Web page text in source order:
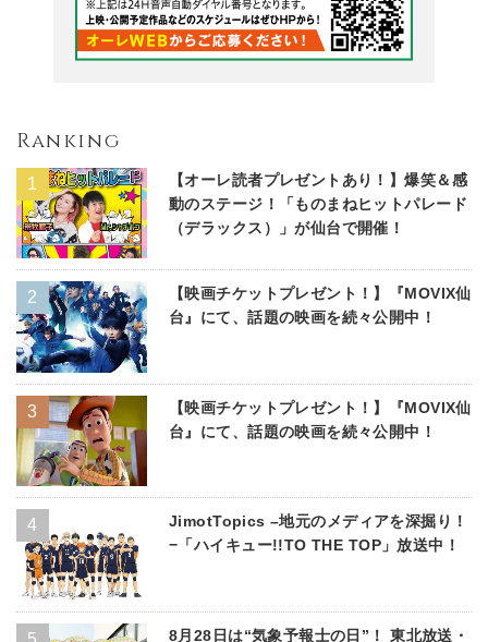
Ranking
【オーレ読者プレゼントあり！】爆笑＆感
動のステージ！「ものまねヒットパレード
（デラックス）」が仙台で開催！
【映画チケットプレゼント！】『MOVIX仙
台』にて、話題の映画を続々公開中！
【映画チケットプレゼント！】『MOVIX仙
台』にて、話題の映画を続々公開中！
JimotTopics –地元のメディアを深掘り！
−「ハイキュー!!TO THE TOP」放送中！
8月28日は“気象予報士の日”！ 東北放送・